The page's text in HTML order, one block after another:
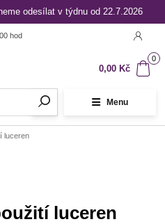
odesílat v týdnu od 22.7.2026
Menu
hod
0
0,00 Kč
luceren
luceren